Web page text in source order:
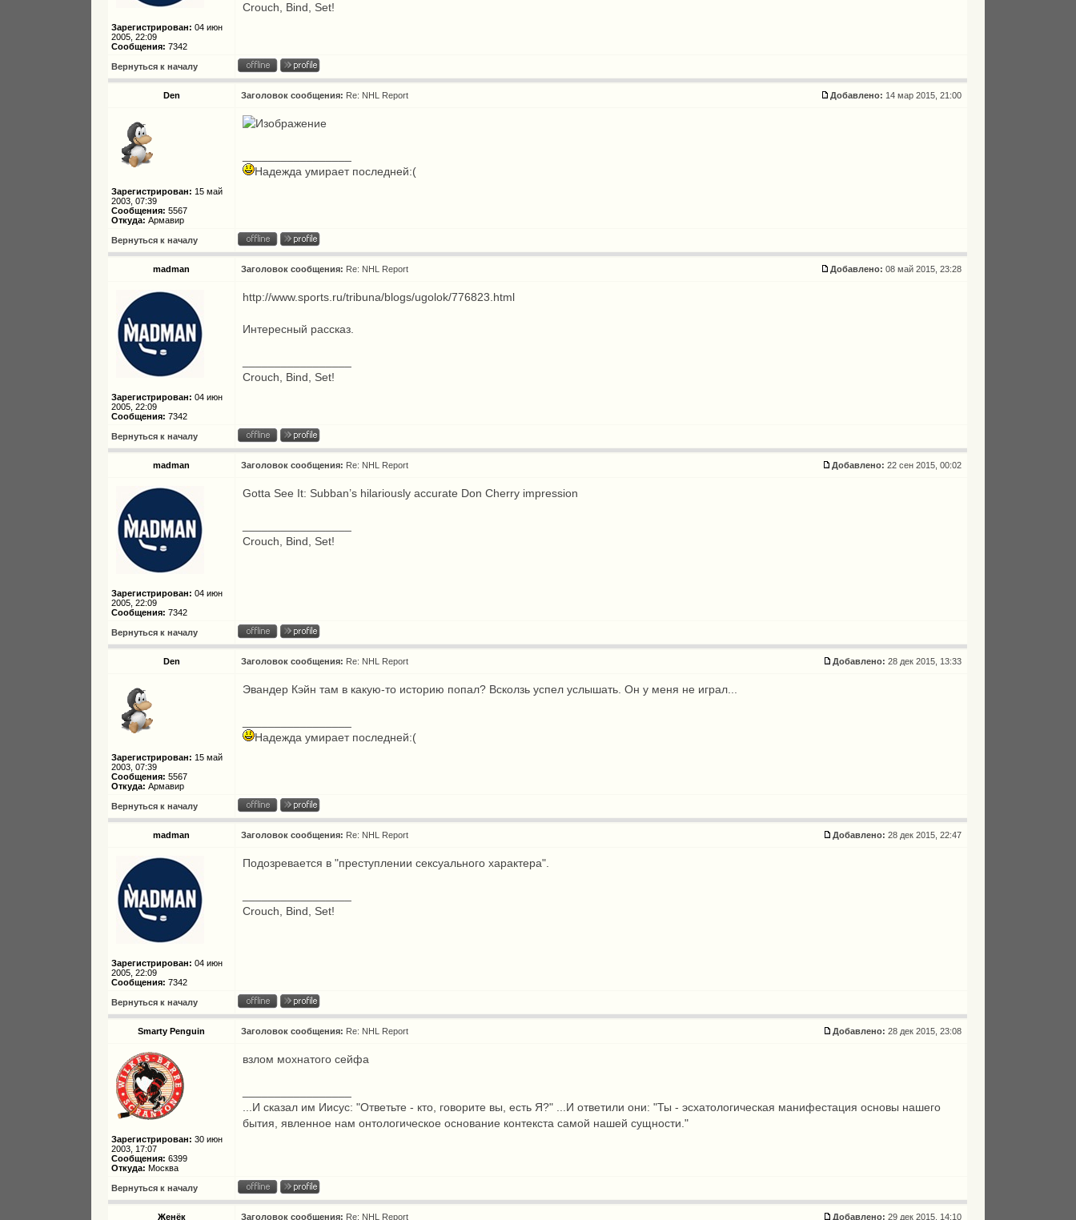
Зарегистрирован: 04 июн
2005, 22:09
Сообщения: 7342
Crouch, Bind, Set!
Вернуться к началу
Den Заголовок сообщения: Re: NHL Report Добавлено: 14 мар 2015, 21:00
Зарегистрирован: 15 май
2003, 07:39
Сообщения: 5567
Откуда: Армавир
Надежда умирает последней:(
Вернуться к началу
madman Заголовок сообщения: Re: NHL Report Добавлено: 08 май 2015, 23:28
Зарегистрирован: 04 июн
2005, 22:09
Сообщения: 7342
http://www.sports.ru/tribuna/blogs/ugolok/776823.html
Интересный рассказ.
Crouch, Bind, Set!
Вернуться к началу
madman Заголовок сообщения: Re: NHL Report Добавлено: 22 сен 2015, 00:02
Зарегистрирован: 04 июн
2005, 22:09
Сообщения: 7342
Gotta See It: Subban’s hilariously accurate Don Cherry impression
Crouch, Bind, Set!
Вернуться к началу
Den Заголовок сообщения: Re: NHL Report Добавлено: 28 дек 2015, 13:33
Зарегистрирован: 15 май
2003, 07:39
Сообщения: 5567
Откуда: Армавир
Эвандер Кэйн там в какую-то историю попал? Всколзь успел услышать. Он у меня не играл...
Надежда умирает последней:(
Вернуться к началу
madman Заголовок сообщения: Re: NHL Report Добавлено: 28 дек 2015, 22:47
Зарегистрирован: 04 июн
2005, 22:09
Сообщения: 7342
Подозревается в "преступлении сексуального характера".
Crouch, Bind, Set!
Вернуться к началу
Smarty Penguin Заголовок сообщения: Re: NHL Report Добавлено: 28 дек 2015, 23:08
Зарегистрирован: 30 июн
2003, 17:07
Сообщения: 6399
Откуда: Москва
взлом мохнатого сейфа
...И сказал им Иисус: "Ответьте - кто, говорите вы, есть Я?" ...И ответили они: "Ты - эсхатологическая манифестация основы нашего
бытия, явленное нам онтологическое основание контекста самой нашей сущности."
Вернуться к началу
Женёк Заголовок сообщения: Re: NHL Report Добавлено: 29 дек 2015, 14:10